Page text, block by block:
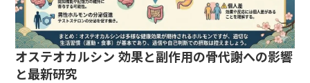
オステオカルシン 効果と副作用の骨代謝への影響
と最新研究